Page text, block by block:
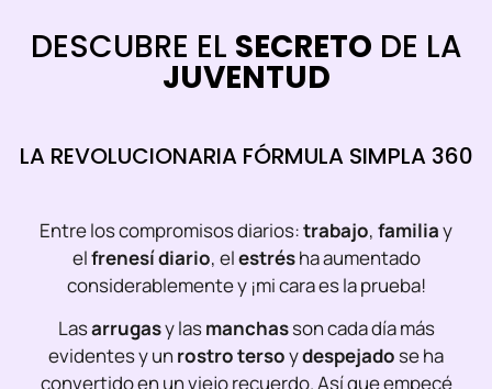
DESCUBRE EL SECRETO DE LA
JUVENTUD
LA REVOLUCIONARIA FÓRMULA SIMPLA 360
Entre los compromisos diarios:trabajo, familiay
elfrenesí diario, elestrésha aumentado
considerablemente y ¡mi cara es la prueba!
Lasarrugasy lasmanchasson cada día más
evidentes y un rostro tersoydespejado se ha
convertido en un viejo recuerdo. Así que empecé